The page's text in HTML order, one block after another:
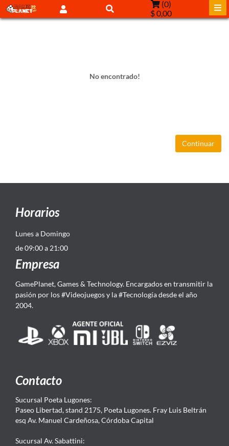
(0)
$ 0,00
No encontrado!
Continuar
Horarios
Lunes a Domingo
de 09:00 a 21:00
Empresa
GamePlanet, Games & Technology. Encargados en transmitir la
pasión por los #Videojuegos y la #Tecnología desde el año
2004.
Contacto
Sucursal Poeta Lugones:
Paseo Libertad, stand 2175, Poeta Lugones. Fray Luis Beltrán
esq Av. Manuel Cardeñosa, Córdoba Capital
Sucursal Av. Sabattini: